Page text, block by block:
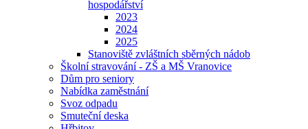
hospodářství
2023
2024
2025
Stanoviště zvláštních sběrných nádob
Školní stravování - ZŠ a MŠ Vranovice
Dům pro seniory
Nabídka zaměstnání
Svoz odpadu
Smuteční deska